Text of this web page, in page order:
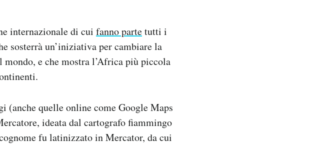
internazionale di cui fanno partetutti i
sosterrà un’iniziativa per cambiare la
mondo, e che mostra l’Africa più piccola
(anche quelle online come Google Maps
ideata dal cartografo fiammingo
fu latinizzato in Mercator, da cui